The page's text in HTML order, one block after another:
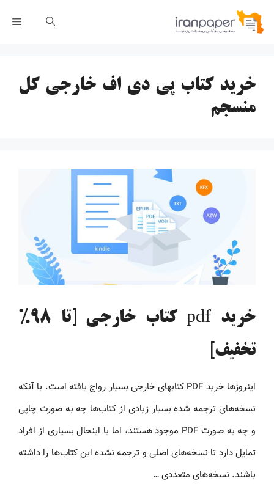
پرش
خرید کتاب پی دی اف خارجی کل
منسجم
خرید pdf کتاب خارجی [تا 98%
تخفیف]
اینروزها خرید PDF کتاب‎های خارجی بسیار رواج یافته است. با آنکه
نسخه‌های ترجمه شده بسیار زیادی از کتاب‌ها چه به صورت چاپی
و چه به صورت PDF موجود هستند، اما با اینحال بسیاری از افراد
تمایل دارد تا نسخه‌های اصلی و ترجمه نشده این کتاب‌ها را داشته
باشند. نسخه‌های متعددی …